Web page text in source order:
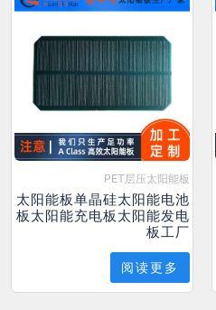
PET层压太阳能板
太阳能板单晶硅太阳能电池
板太阳能充电板太阳能发电
板工厂
阅读更多